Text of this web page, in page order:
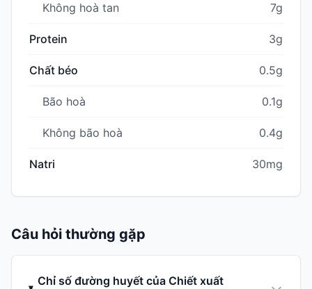
Không hoà tan 7g
Protein 3g
Chất béo 0.5g
Bão hoà 0.1g
Không bão hoà 0.4g
Natri 30mg
Câu hỏi thường gặp
Chỉ số đường huyết của Chiết xuất